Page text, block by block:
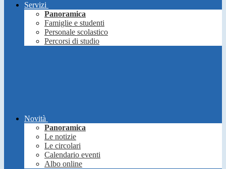
Servizi
Panoramica
Famiglie e studenti
Personale scolastico
Percorsi di studio
Novità
Panoramica
Le notizie
Le circolari
Calendario eventi
Albo online